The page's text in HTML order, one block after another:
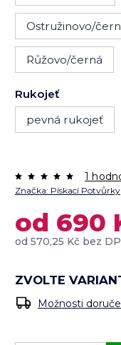
Ostružinovo/
Růžovo/černá
Rukojeť
pevná rukojeť
Značka: Pískací Potvůrky
1
od 690
od 570,25 Kč bez
ZVOLTE
Možnosti